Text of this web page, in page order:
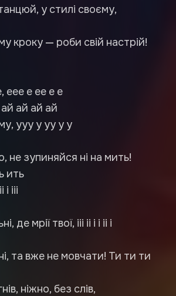
у стилі своєму,
кроку — роби свій настрій!
еее е ее е е
ай ай ай
ууу у уу у у
не зупиняйся ні на мить!
ить
ііі
мрії твої, ііі іі і і іі і
та вже не мовчати! Ти ти ти
ніжно, без слів,